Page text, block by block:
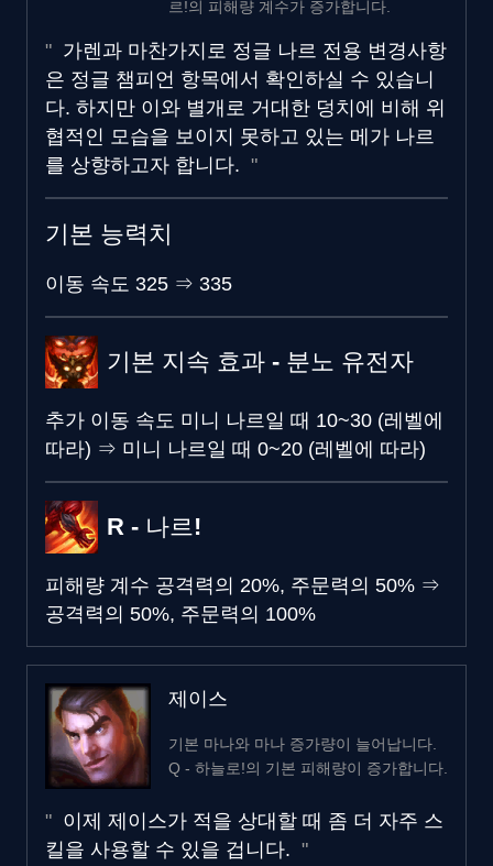
르!의 피해량 계수가 증가합니다.
가렌과 마찬가지로 정글 나르 전용 변경사항
은 정글 챔피언 항목에서 확인하실 수 있습니
다. 하지만 이와 별개로 거대한 덩치에 비해 위
협적인 모습을 보이지 못하고 있는 메가 나르
를 상향하고자 합니다.
기본 능력치
이동 속도 325 ⇒ 335
기본 지속 효과 - 분노 유전자
추가 이동 속도 미니 나르일 때 10~30 (레벨에
따라) ⇒ 미니 나르일 때 0~20 (레벨에 따라)
R - 나르!
피해량 계수 공격력의 20%, 주문력의 50% ⇒
공격력의 50%, 주문력의 100%
제이스
기본 마나와 마나 증가량이 늘어납니다.
Q - 하늘로!의 기본 피해량이 증가합니다.
이제 제이스가 적을 상대할 때 좀 더 자주 스
킬을 사용할 수 있을 겁니다.